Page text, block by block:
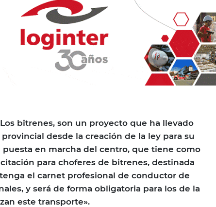
bitrenes, son un proyecto que ha llevado
desde la creación de la ley para su
puesta en marcha del centro, que tiene como
para choferes de bitrenes, destinada
el carnet profesional de conductor de
y será de forma obligatoria para los de la
este transporte».